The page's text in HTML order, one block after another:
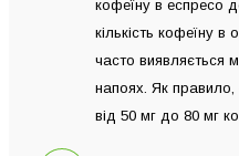
кофеїну в еспресо
кількість кофеїну в
часто виявляється
напоях. Як правило,
від 50 мг до 80 мг